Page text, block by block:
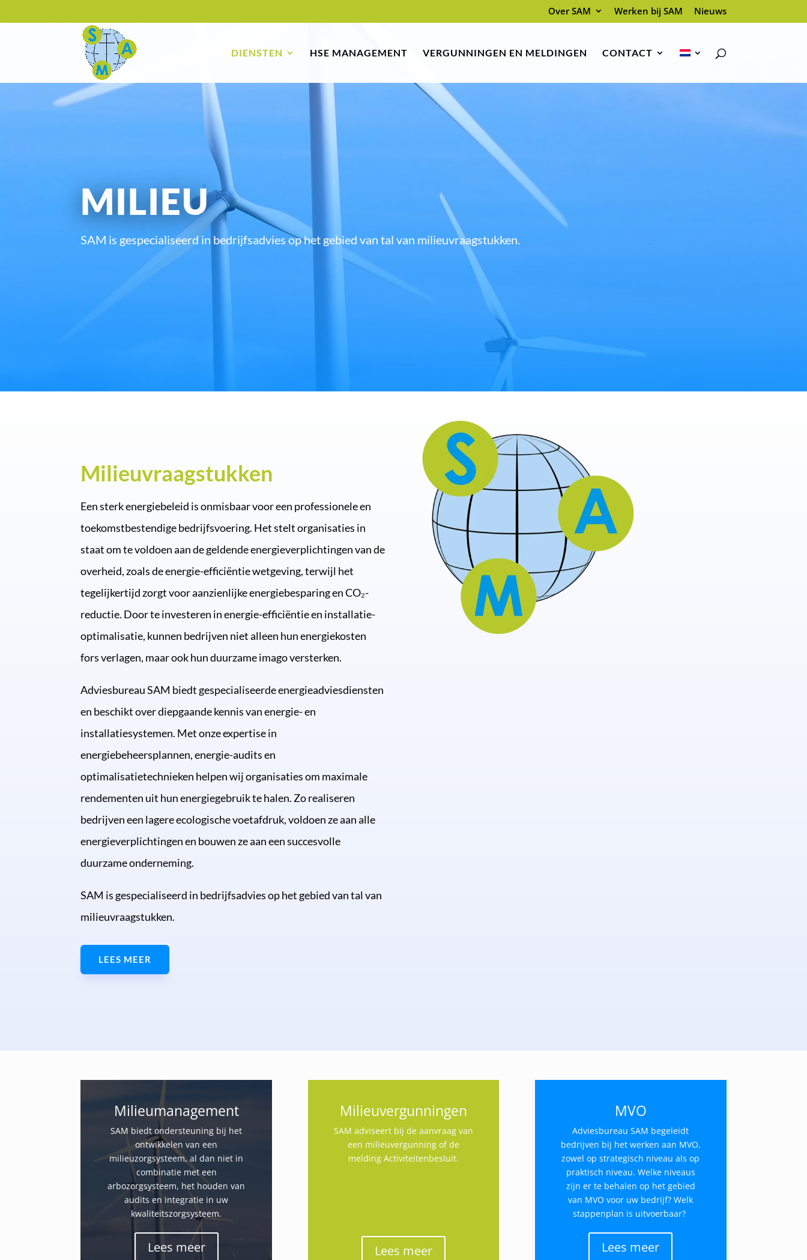
Over SAM Werken bij SAM Nieuws
DIENSTEN HSE MANAGEMENT VERGUNNINGEN EN MELDINGEN CONTACT
MILIEU
SAM is gespecialiseerd in bedrijfsadvies op het gebied van tal van milieuvraagstukken.
Milieuvraagstukken
Een sterk energiebeleid is onmisbaar voor een professionele en
toekomstbestendige bedrijfsvoering. Het stelt organisaties in
staat om te voldoen aan de geldende energieverplichtingen van de
overheid, zoals de energie-efficiëntie wetgeving, terwijl het
tegelijkertijd zorgt voor aanzienlijke energiebesparing en CO₂-
reductie. Door te investeren in energie-efficiëntie en installatie-
optimalisatie, kunnen bedrijven niet alleen hun energiekosten
fors verlagen, maar ook hun duurzame imago versterken.
Adviesbureau SAM biedt gespecialiseerde energieadviesdiensten
en beschikt over diepgaande kennis van energie- en
installatiesystemen. Met onze expertise in
energiebeheersplannen, energie-audits en
optimalisatietechnieken helpen wij organisaties om maximale
rendementen uit hun energiegebruik te halen. Zo realiseren
bedrijven een lagere ecologische voetafdruk, voldoen ze aan alle
energieverplichtingen en bouwen ze aan een succesvolle
duurzame onderneming.
SAM is gespecialiseerd in bedrijfsadvies op het gebied van tal van
milieuvraagstukken.
LEES MEER
Milieumanagement
SAM biedt ondersteuning bij het
ontwikkelen van een
milieuzorgsysteem, al dan niet in
combinatie met een
arbozorgsysteem, het houden van
audits en integratie in uw
kwaliteitszorgsysteem.
Lees meer
Milieuvergunningen
SAM adviseert bij de aanvraag van
een milieuvergunning of de
melding Activiteitenbesluit.
Lees meer
MVO
Adviesbureau SAM begeleidt
bedrijven bij het werken aan MVO,
zowel op strategisch niveau als op
praktisch niveau. Welke niveaus
zijn er te behalen op het gebied
van MVO voor uw bedrijf? Welk
stappenplan is uitvoerbaar?
Lees meer